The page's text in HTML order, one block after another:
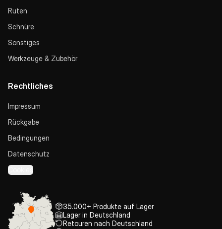
Ruten
Schnüre
Sonstiges
Werkzeuge & Zubehör
Rechtliches
Impressum
Rückgabe
Bedingungen
Datenschutz
Cookies
35.000+ Produkte auf Lager
Lager in Deutschland
Retouren nach Deutschland